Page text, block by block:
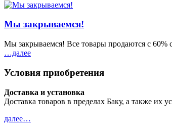
Мы закрываемся!
Мы закрываемся! Все товары продаются с 60%
…далeе
Условия приобретения
Доставка и установка
Доставка товаров в пределах Баку, а также
далeе…